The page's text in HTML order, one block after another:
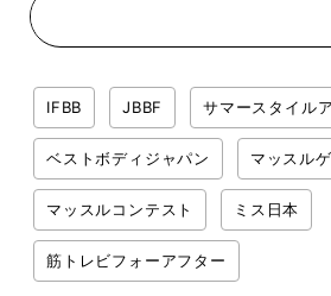
幕 約1万
IFBB JBBF サマースタイル
ベストボディジャパン マッスル
マッスルコンテスト ミス日本
筋トレビフォーアフター